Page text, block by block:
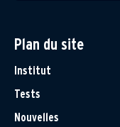
Plan du site
Institut
Tests
Nouvelles